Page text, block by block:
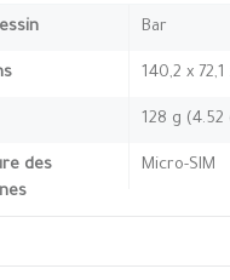
Bar
140,2 x
128 g (4.52
des
Micro-SIM